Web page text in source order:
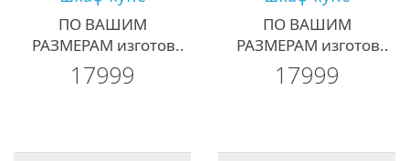
ПО ВАШИМ
РАЗМЕРАМ изготов..
17999
ПО ВАШИМ
РАЗМЕРАМ изготов..
17999